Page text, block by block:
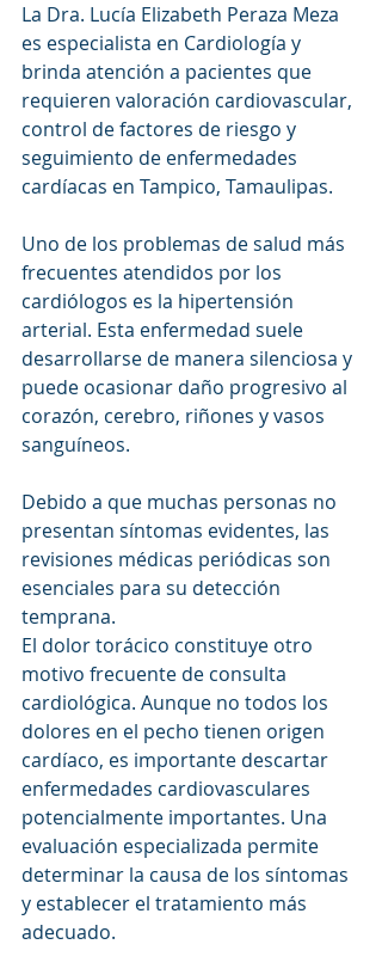
La Dra. Lucía Elizabeth Peraza Meza
es especialista en Cardiología y
brinda atención a pacientes que
requieren valoración cardiovascular,
control de factores de riesgo y
seguimiento de enfermedades
cardíacas en Tampico, Tamaulipas.
Uno de los problemas de salud más
frecuentes atendidos por los
cardiólogos es la hipertensión
arterial. Esta enfermedad suele
desarrollarse de manera silenciosa y
puede ocasionar daño progresivo al
corazón, cerebro, riñones y vasos
sanguíneos.
Debido a que muchas personas no
presentan síntomas evidentes, las
revisiones médicas periódicas son
esenciales para su detección
temprana.
El dolor torácico constituye otro
motivo frecuente de consulta
cardiológica. Aunque no todos los
dolores en el pecho tienen origen
cardíaco, es importante descartar
enfermedades cardiovasculares
potencialmente importantes. Una
evaluación especializada permite
determinar la causa de los síntomas
y establecer el tratamiento más
adecuado.